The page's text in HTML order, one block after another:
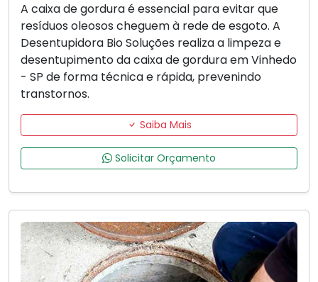
A caixa de gordura é essencial para evitar que
resíduos oleosos cheguem à rede de esgoto. A
Desentupidora Bio Soluções realiza a limpeza e
desentupimento da caixa de gordura em Vinhedo
- SP de forma técnica e rápida, prevenindo
transtornos.
Saiba Mais
Solicitar Orçamento